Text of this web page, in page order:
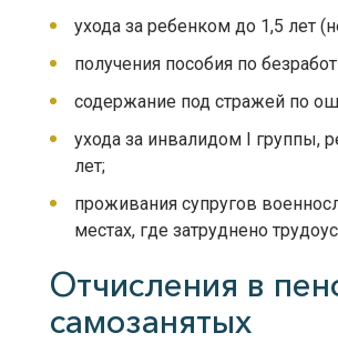
ухода за ребенком до 1,5 лет
получения пособия по
содержание под стражей по
ухода за инвалидом I группы,
лет;
проживания супругов
местах, где затруднено
Отчисления в
самозанятых